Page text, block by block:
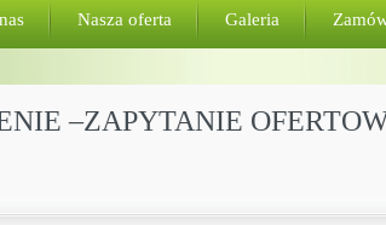
Nasza oferta Galeria
–ZAPYTANIE